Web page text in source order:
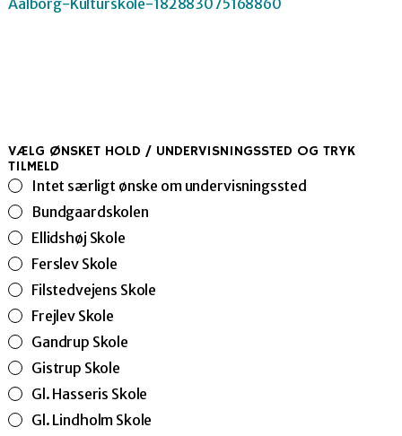
Aalborg-Kulturskole-182883075168860
VÆLG ØNSKET HOLD / UNDERVISNINGSSTED OG TRYK
TILMELD
Intet særligt ønske om undervisningssted
Bundgaardskolen
Ellidshøj Skole
Ferslev Skole
Filstedvejens Skole
Frejlev Skole
Gandrup Skole
Gistrup Skole
Gl. Hasseris Skole
Gl. Lindholm Skole